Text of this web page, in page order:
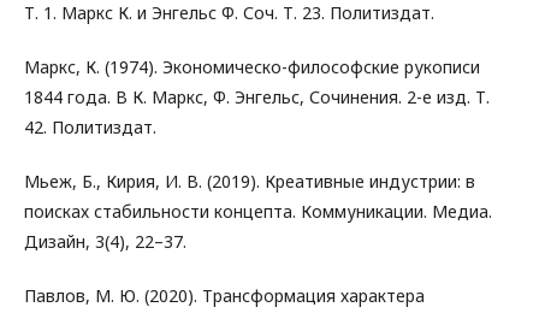
Т. 1. Маркс К. и Энгельс Ф. Соч. Т. 23. Политиздат.
Маркс, К. (1974). Экономическо-философские рукописи
1844 года. В К. Маркс, Ф. Энгельс, Сочинения. 2-е изд. Т.
42. Политиздат.
Мьеж, Б., Кирия, И. В. (2019). Креативные индустрии: в
поисках стабильности концепта. Коммуникации. Медиа.
Дизайн, 3(4), 22–37.
Павлов, М. Ю. (2020). Трансформация характера